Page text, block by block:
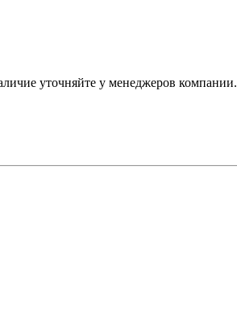
уточняйте у менеджеров компании.